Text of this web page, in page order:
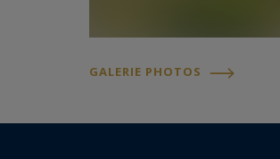
Cap Ferret à Pyla-sur-Mer.
GALERIE PHOTOS